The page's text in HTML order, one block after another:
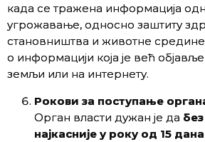
када се тражена информација
угрожавање, односно заштиту
становништва и животне
о информацији која је већ
земљи или на интернету.
Рокови за поступање
Орган власти дужан је да
најкасније у року од 15